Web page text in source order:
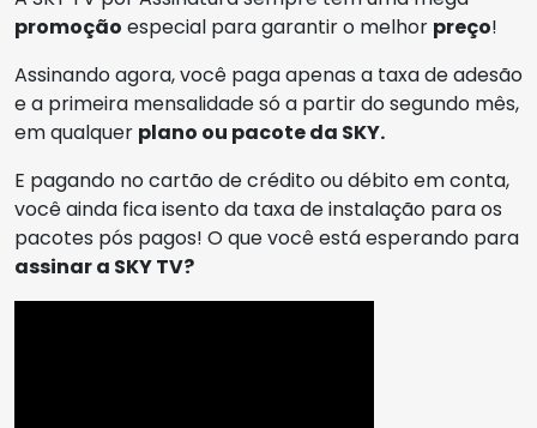
promoção especial para garantir o melhor preço!
Assinando agora, você paga apenas a taxa de adesão
e a primeira mensalidade só a partir do segundo mês,
em qualquer plano ou pacote da SKY.
E pagando no cartão de crédito ou débito em conta,
você ainda fica isento da taxa de instalação para os
pacotes pós pagos! O que você está esperando para
assinar a SKY TV?